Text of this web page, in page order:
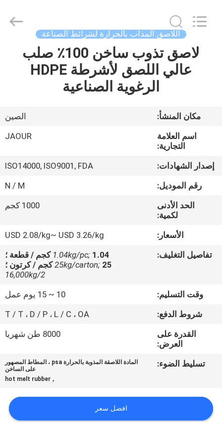
معلومات
جولة
المصنع
مراقبة
الجودة
اتصل
أخبار
القضايا
اطلب
أسعار
Adhesive
Products
اللاصق المذاب بالحرارة لشرائط الصناعة
لاصق تذوب ساخن 100٪ صلب
عالي اللصق لأشرطة HDPE
الرغوية الصناعية
مكان المنشأ:
الصين
اسم العلامة
التجارية:
JAOUR
إصدار الشهادات:
ISO14000, ISO9001, FDA
رقم الموديل:
N / M
الحد الأدنى
لكمية:
1000 كجم
الأسعار:
USD 2.08/kg~ USD 3.26/kg
تفاصيل التغليف:
1.04kg/pc; 1.04 كجم / قطعة ؛
25kg/carton; 25 كجم / كرتون ؛
16,000kg/2
وقت التسليم:
10 ~ 15 يوم عمل
شروط الدفع:
T / T ، D / P ، L / C ، OA
القدرة على
العرض:
8000 طن شهريا
تسليط الضوء:
المادة اللاصقة المذوبة بالحرارة psa ، المطاط المصهور
على الساخن
,
hot melt rubber
افضل سعر